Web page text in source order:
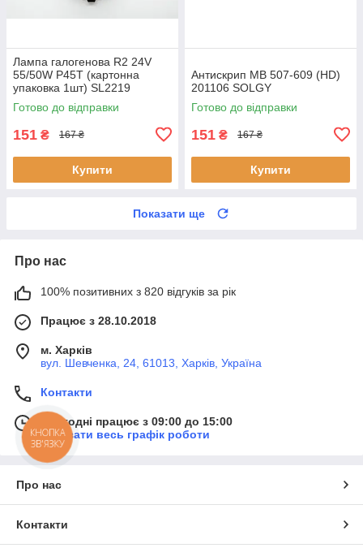
Лампа галогенова R2 24V
55/50W P45T (картонна
упаковка 1шт) SL2219
SHAFER
Готово до відправки
151 ₴ 167 ₴
Купити
Антискрип MB 507-609 (HD)
201106 SOLGY
Готово до відправки
151 ₴ 167 ₴
Купити
Показати ще
Про нас
100% позитивних з 820 відгуків за рік
Працює з 28.10.2018
м. Харків
вул. Шевченка, 24, 61013, Харків, Україна
Контакти
Сьогодні працює з 09:00 до 15:00
Показати весь графік роботи
Про нас
Контакти
КНОПКА
ЗВ'ЯЗКУ